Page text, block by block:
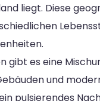
liegt. Diese
gibt es eine
und
pulsierendes